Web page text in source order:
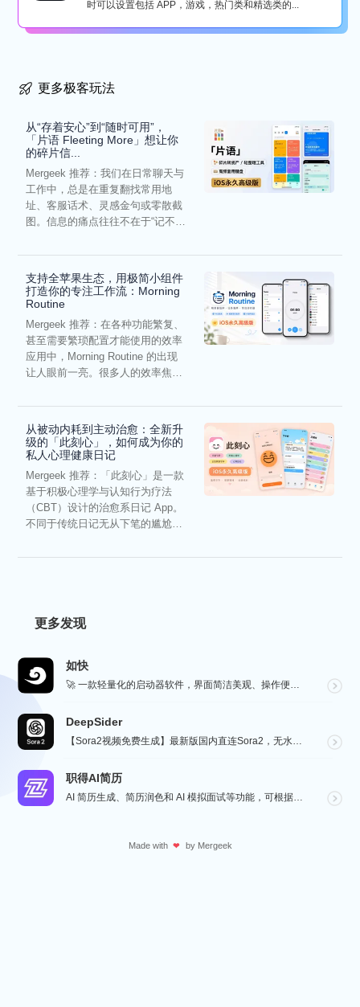
时可以设置包括 APP，游戏，热门类和精选类的...
更多极客玩法
从“存着安心”到“随时可用”，
「片语 Fleeting More」想让你
的碎片信...
Mergeek 推荐：我们在日常聊天与
工作中，总是在重复翻找常用地
址、客服话术、灵感金句或零散截
图。信息的痛点往往不在于“记不
支持全苹果生态，用极简小组件
打造你的专注工作流：Morning
Routine
Mergeek 推荐：在各种功能繁复、
甚至需要繁琐配置才能使用的效率
应用中，Morning Routine 的出现
让人眼前一亮。很多人的效率焦
从被动内耗到主动治愈：全新升
级的「此刻心」，如何成为你的
私人心理健康日记
Mergeek 推荐：「此刻心」是一款
基于积极心理学与认知行为疗法
（CBT）设计的治愈系日记 App。
不同于传统日记无从下笔的尴尬，
更多发现
如快
🚀 一款轻量化的启动器软件，界面简洁美观、操作便捷，并且支持插件开发。支持全键盘操作。开发者目前处于...
DeepSider
【Sora2视频免费生成】最新版国内直连Sora2，无水印免费使用，无需邀请码，一键生成大片，人物自...
职得AI简历
AI 简历生成、简历润色和 AI 模拟面试等功能，可根据指定的求职岗位，一键快速生成高匹配的简历内容...
Made with ❤ by Mergeek